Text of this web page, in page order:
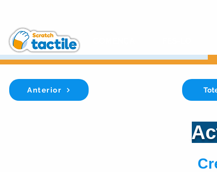
Anterior